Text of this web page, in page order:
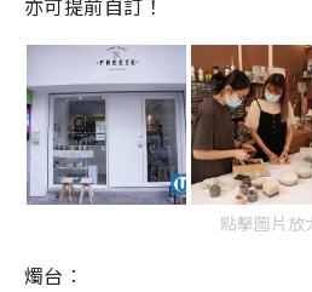
亦可提前自訂！
點擊圖片放
燭台︰